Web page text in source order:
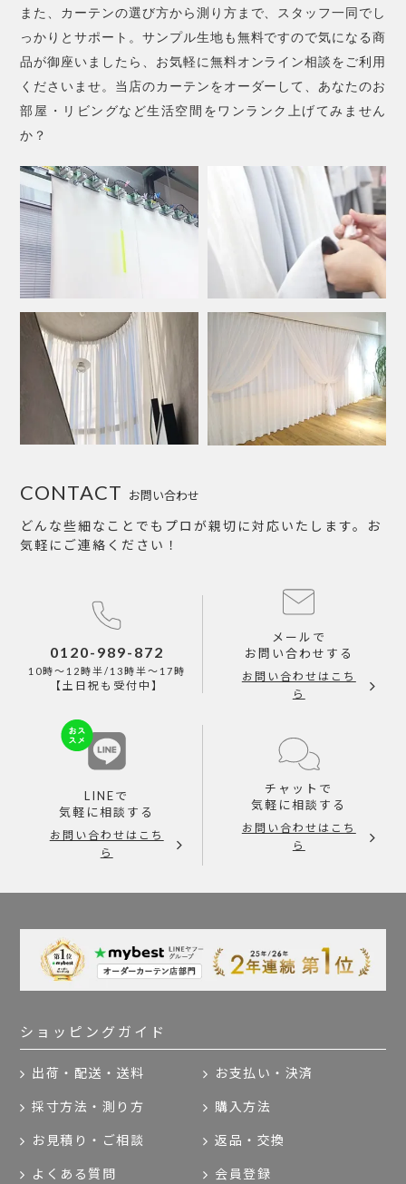
また、カーテンの選び方から測り方まで、スタッフ一同でし
っかりとサポート。サンプル生地も無料ですので気になる商
品が御座いましたら、お気軽に無料オンライン相談をご利用
くださいませ。当店のカーテンをオーダーして、あなたのお
部屋・リビングなど生活空間をワンランク上げてみません
か？
お問い合わせ
CONTACT
どんな些細なことでもプロが親切に対応いたします。お
気軽にご連絡ください！
0120-989-872
10時～12時半/13時半～17時
【土日祝も受付中】
メールで
お問い合わせする
お問い合わせはこち
ら
LINEで
気軽に相談する
お問い合わせはこち
ら
チャットで
気軽に相談する
お問い合わせはこち
ら
ショッピングガイド
出荷・配送・送料 お支払い・決済
採寸方法・測り方 購入方法
お見積り・ご相談 返品・交換
よくある質問 会員登録